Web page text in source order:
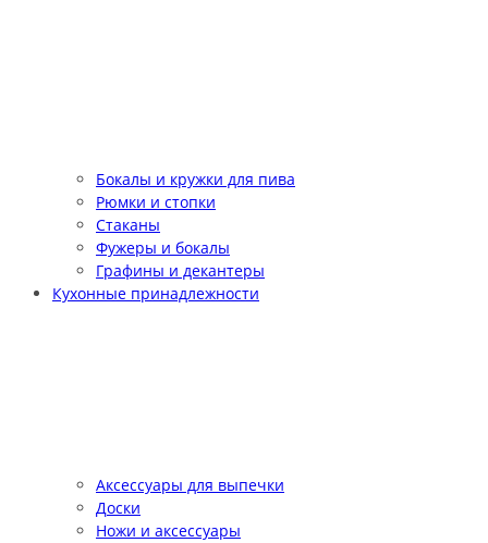
Бокалы и кружки для пива
Рюмки и стопки
Стаканы
Фужеры и бокалы
Графины и декантеры
Кухонные принадлежности
Аксессуары для выпечки
Доски
Ножи и аксессуары